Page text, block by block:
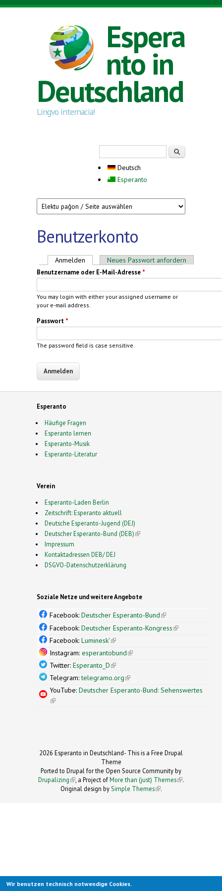
Direkt zum Inhalt
Espera
nto in
Deutschland
Lingvo internacia!
Deutsch
Esperanto
Benutzerkonto
Haupt-Reiter
Anmelden (aktiver Reiter)
Neues Passwort anfordern
Benutzername oder E-Mail-Adresse *
You may login with either your assigned username or
your e-mail address.
Passwort *
The password field is case sensitive.
Esperanto
Häufige Fragen
Esperanto lernen
Esperanto-Musik
Esperanto-Literatur
Verein
Esperanto-Laden Berlin
Zeitschrift: Esperanto aktuell
Deutsche Esperanto-Jugend (DEJ)
Deutscher Esperanto-Bund (DEB)(link is external)
Impressum
Kontaktadressen DEB/ DEJ
DSGVO-Datenschutzerklärung
Soziale Netze und weitere Angebote
Facebook: Deutscher Esperanto-Bund(link is
external)
Facebook: Deutscher Esperanto-Kongress(link is
Facebook: Luminesk'(link is external)
Instagram: esperantobund(link is external)
Twitter: Esperanto_D(link is external)
Telegram:telegramo.org(link is external)
YouTube: Deutscher Esperanto-Bund: Sehenswertes
(link is external)
2026 Esperanto in Deutschland- This is a Free Drupal
Theme
Ported to Drupal for the Open Source Community by
Drupalizing(link is external)
, a Project ofMore than (just) Themes (link is
.
Original design by Simple Themes
(link is
.
Wir benutzen technisch notwendige Cookies.